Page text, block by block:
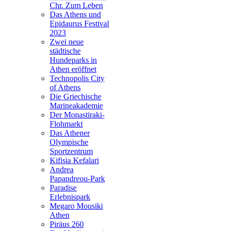
Chr. Zum Leben
Das Athens und
Epidaurus Festival
2023
Zwei neue
städtische
Hundeparks in
Athen eröffnet
Technopolis City
of Athens
Die Griechische
Marineakademie
Der Monastiraki-
Flohmarkt
Das Athener
Olympische
Sportzentrum
Kifisia Kefalari
Andrea
Papandreou-Park
Paradise
Erlebnispark
Megaro Mousiki
Athen
Piräus 260